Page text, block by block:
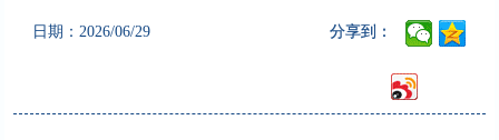
智库建设 科技奖励
科普园地
日期：2026/06/29 分享到：